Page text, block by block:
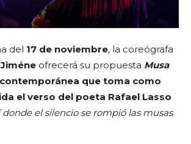
del 17 de noviembre, la coreógrafa
ofrecerá su propuesta Musa
que toma como
el verso del poeta Rafael Lasso
donde el silencio se rompió las musas